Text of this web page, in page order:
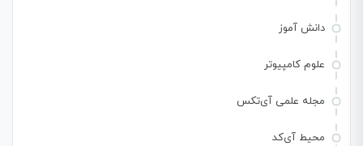
دانش آموز
علوم کامپیوتر
مجله علمی آی‌تکس
محیط آی‌کد